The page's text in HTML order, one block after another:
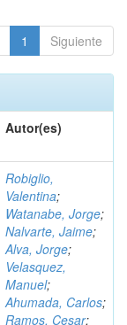
1 Siguiente
Autor(es)
Robiglio,
Valentina;
Watanabe, Jorge;
Nalvarte, Jaime;
Alva, Jorge;
Velasquez,
Manuel;
Ahumada, Carlos;
Ramos, Cesar;